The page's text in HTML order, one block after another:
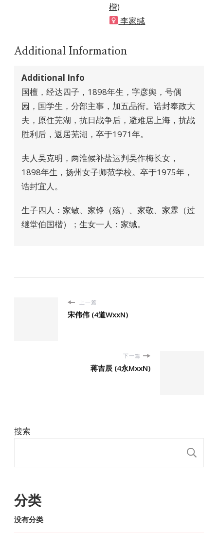
楷)
李家缄
Additional Information
Additional Info
国檀，经达四子，1898年生，字彦舆，号偶
园，国学生，分部主事，加五品衔。诰封奉政大
夫，原住芜湖，抗日战争后，避难居上海，抗战
胜利后，返居芜湖，卒于1971年。
夫人吴克明，两淮候补盐运判吴作梅长女，
1898年生，扬州女子师范学校。卒于1975年，
诰封宜人。
生子四人：家敏、家铮（殇）、家敬、家霖（过
继堂伯国楷）；生女一人：家缄。
上一篇
宋伟伟 (4道WxxN)
下一篇
蒋吉辰 (4永MxxN)
搜索
分类
没有分类